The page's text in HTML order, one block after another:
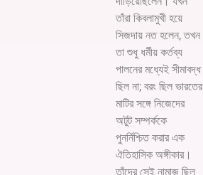
তাঁরা কিবলামুখী হয়ে
সিজদায় নত হলেন, তখন
তা শুধু ধর্মীয় কর্তব্য
পালনের মধ্যেই সীমাবদ্ধ
ছিল না; বরং ছিল ভারতের
মাটির সঙ্গে নিজেদের
অটুট সম্পর্ককে
পুনর্নিশ্চিত করার এক
ঐতিহাসিক অঙ্গীকার।
তাঁদের সেই নামাজ ছিল